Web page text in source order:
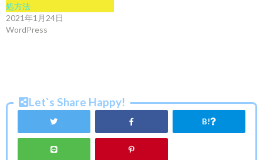
処方法
2021年1月24日
WordPress
Let`s Share Happy!
B!